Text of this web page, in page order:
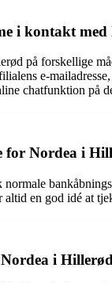
i kontakt
på forskellige
e-
chatfunktion på
for Nordea i
altid en god idé at
i